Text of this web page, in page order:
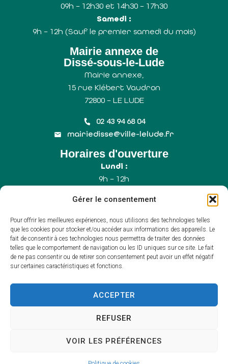
Gérer le consentement
Pour offrir les meilleures expériences, nous utilisons des technologies telles
que les cookies pour stocker et/ou accéder aux informations des appareils. Le
fait de consentir à ces technologies nous permettra de traiter des données
telles que le comportement de navigation ou les ID uniques sur ce site. Le fait
de ne pas consentir ou de retirer son consentement peut avoir un effet négatif
sur certaines caractéristiques et fonctions.
ACCEPTER
REFUSER
VOIR LES PRÉFÉRENCES
09h – 12h30 et 14h30 – 17h30
Samedi :
9h – 12h (Sauf le premier samedi du mois)
Mairie annexe de
Dissé-sous-le-Lude
Mairie annexe,
15 rue Klébert Vaudron
72800 – LE LUDE
02 43 94 68 04
mairiedisse@ville-lelude.fr
Horaires d'ouverture
Lundi :
9h – 12h
9h – 12h
Samedi :
9h – 12h (Uniquement le 1er samedi du mois)
Accessibilité
Mentions légales
Confidentialité